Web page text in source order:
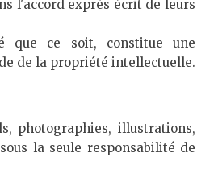
l'accord exprès écrit de leurs
que ce soit, constitue une
de la propriété intellectuelle.
photographies, illustrations,
la seule responsabilité de